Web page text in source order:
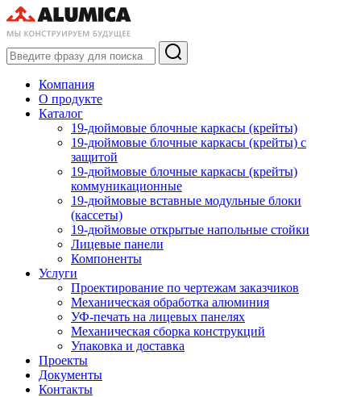
Компания
О продукте
Каталог
19-дюймовые блочные каркасы (крейты)
19-дюймовые блочные каркасы (крейты) с
защитой
19-дюймовые блочные каркасы (крейты)
коммуникационные
19-дюймовые вставные модульные блоки
(кассеты)
19-дюймовые открытые напольные стойки
Лицевые панели
Компоненты
Услуги
Проектирование по чертежам заказчиков
Механическая обработка алюминия
УФ-печать на лицевых панелях
Механическая сборка конструкций
Упаковка и доставка
Проекты
Документы
Контакты